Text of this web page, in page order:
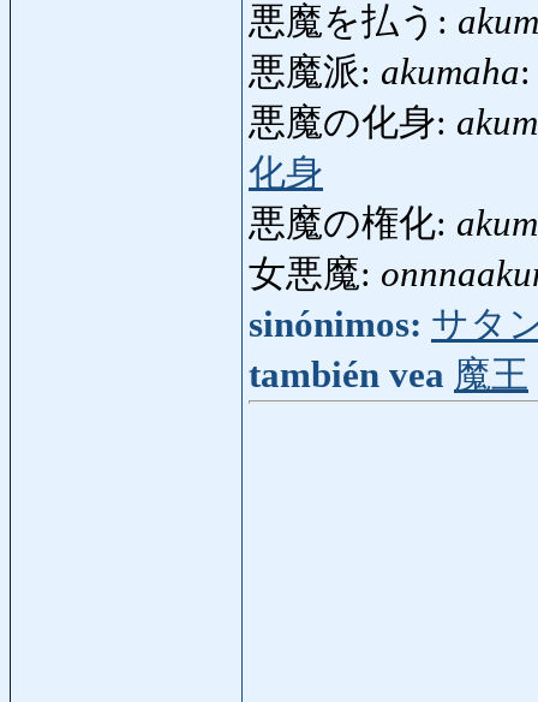
悪魔を払う:
悪魔派: akumaha
悪魔の化身:
化身
悪魔の権化:
女悪魔:
sinónimos: サタ
también vea 魔王